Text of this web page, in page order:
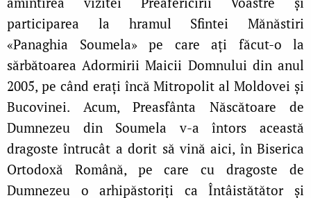
participarea la hramul Sfintei Mănăstiri
«Panaghia Soumela» pe care ați făcut‑o la
sărbătoarea Adormirii Maicii Domnului din anul
2005, pe când erați încă Mitropolit al Moldovei și
Bucovinei. Acum, Preasfânta Născătoare de
Dumnezeu din Soumela v‑a întors această
dragoste întrucât a dorit să vină aici, în Biserica
Ortodoxă Română, pe care cu dragoste de
Dumnezeu o arhipăstoriți ca Întâistătător și